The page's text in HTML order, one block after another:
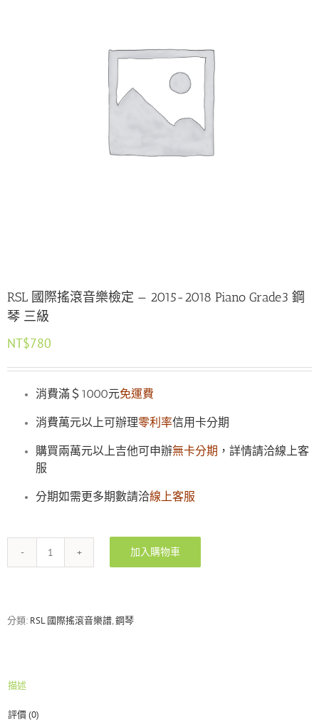
RSL 國際搖滾音樂檢定 — 2015-2018 Piano Grade3 鋼
琴 三級
NT$780
消費滿＄1000元免運費
消費萬元以上可辦理零利率信用卡分期
購買兩萬元以上吉他可申辦無卡分期 ，詳情請洽線上客
服
分期如需更多期數請洽線上客服
RSL
滾
加入購物車
分類: RSL 國際搖滾音樂譜,鋼琴
描述
評價 (0)